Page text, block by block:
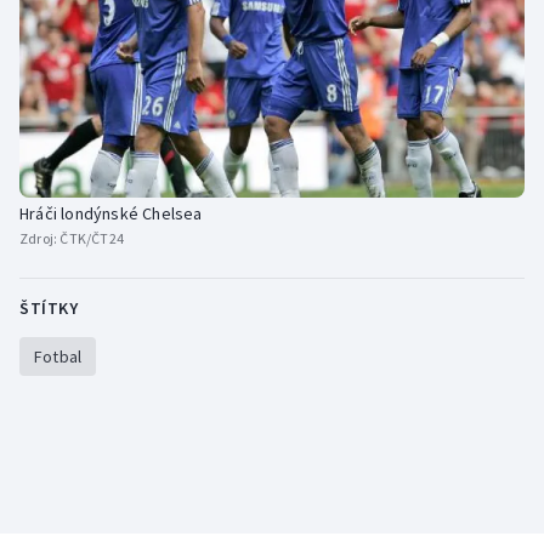
Hráči londýnské Chelsea
Zdroj: ČTK/ČT24
ŠTÍTKY
Fotbal